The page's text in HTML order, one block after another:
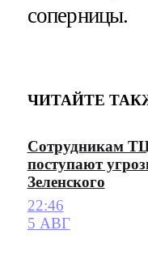
соперницы.
ЧИТАЙТЕ
Сотрудникам
поступают
Зеленского
22:46
5 АВГ